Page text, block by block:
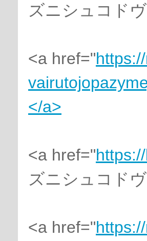
ズニシュコド
<a href="
</a>
<a href="
ズニシュコド
<a href="